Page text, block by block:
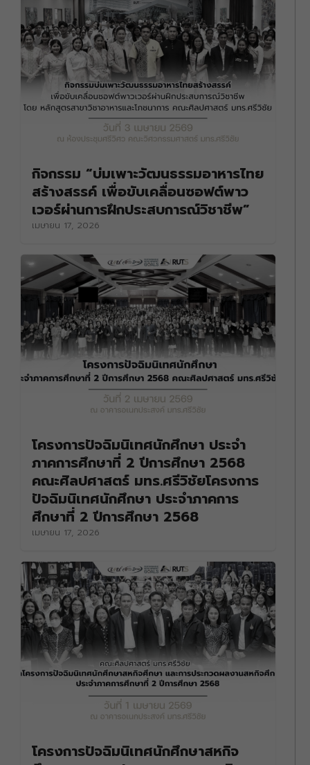
กิจกรรม “บ่มเพาะวัฒนธรรมอาหารไทย
สร้างสรรค์ เพื่อขับเคลื่อนซอฟต์พาว
เวอร์ผ่านการฝึกประสบการณ์วิชาชีพ”
เมษายน 17, 2026
โครงการปัจฉิมนิเทศนักศึกษา ประจำ
ภาคการศึกษาที่ 2 ปีการศึกษา 2568
คณะศิลปศาสตร์ มทร.ศรีวิชัยโครงการ
ปัจฉิมนิเทศนักศึกษา ประจำภาคการ
ศึกษาที่ 2 ปีการศึกษา 2568
เมษายน 17, 2026
โครงการปัจฉิมนิเทศนักศึกษาสหกิจ